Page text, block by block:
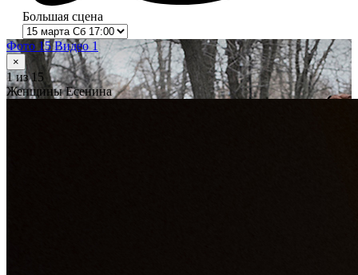
Большая сцена
Фото 15Видео 1
×
1из 15
Женщины Есенина